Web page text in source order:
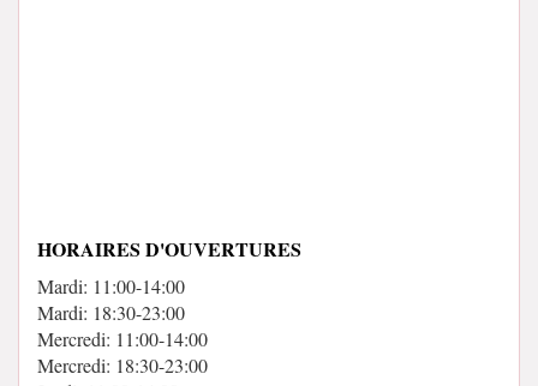
HORAIRES D'OUVERTURES
Mardi: 11:00-14:00
Mardi: 18:30-23:00
Mercredi: 11:00-14:00
Mercredi: 18:30-23:00